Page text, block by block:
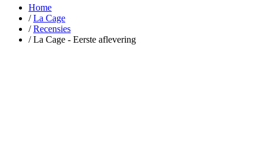
Home
/ La Cage
/ Recensies
/ La Cage - Eerste aflevering